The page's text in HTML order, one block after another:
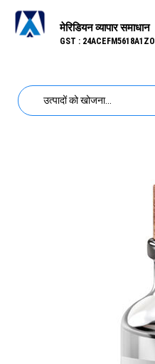
मेरिडियन व्यापार समाधान
GST : 24ACEFM5618A1ZO